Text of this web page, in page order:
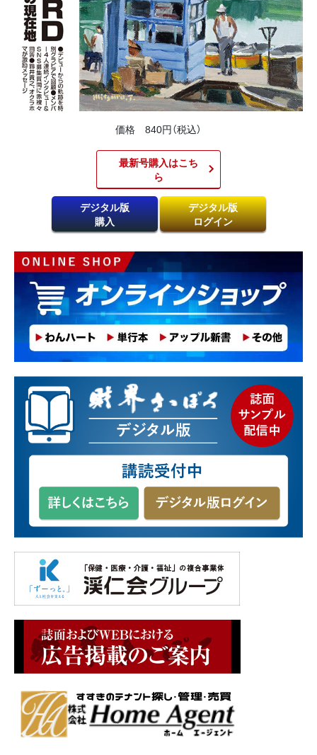
価格 840円（税込）
最新号購入はこち
ら​
デジタル版
購入
デジタル版
ログイン